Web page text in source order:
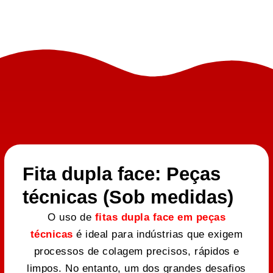
Fita dupla face: Peças
técnicas (Sob medidas)
O uso de fitas dupla face em peças
técnicas é ideal para indústrias que exigem
processos de colagem precisos, rápidos e
limpos. No entanto, um dos grandes desafios